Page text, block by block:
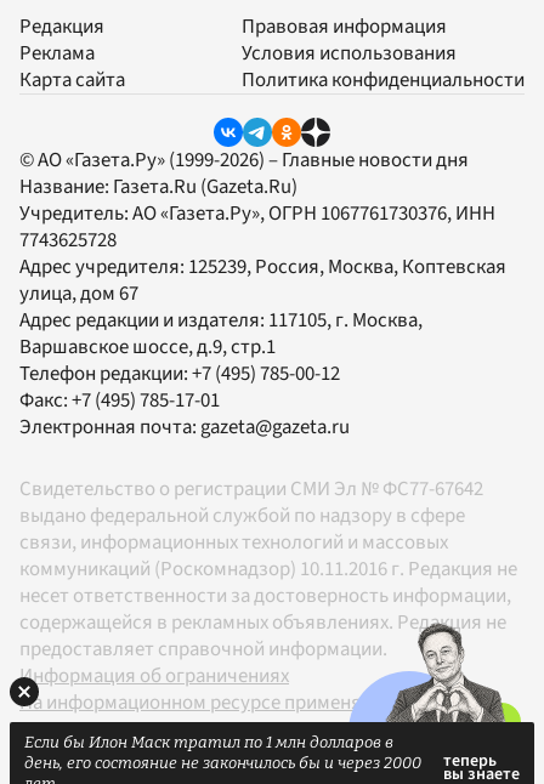
Редакция
Реклама
Карта сайта
Правовая информация
Условия использования
Политика конфиденциальности
© АО «Газета.Ру» (1999-2026) – Главные новости дня
Название: Газета.Ru (Gazeta.Ru)
Учредитель:АО «Газета.Ру», ОГРН 1067761730376, ИНН
7743625728
Адрес учредителя: 125239, Россия, Москва, Коптевская
улица, дом 67
Адрес редакции и издателя: 117105, г. Москва,
Варшавское шоссе, д.9, стр.1
Телефон редакции:+7 (495) 785-00-12
Факс:+7 (495) 785-17-01
Электронная почта:gazeta@gazeta.ru
Свидетельство о регистрации СМИ Эл № ФС77-67642
выдано федеральной службой по надзору в сфере
связи, информационных технологий и массовых
коммуникаций (Роскомнадзор) 10.11.2016 г. Редакция не
несет ответственности за достоверность информации,
содержащейся в рекламных объявлениях. Редакция не
предоставляет справочной информации.
Информация об ограничениях
На информационном ресурсе применяются
рекомендательные технологии в соответствии с
Правилами
Если бы Илон Маск тратил по 1 млн долларов в
день, его состояние не закончилось бы и через 2000